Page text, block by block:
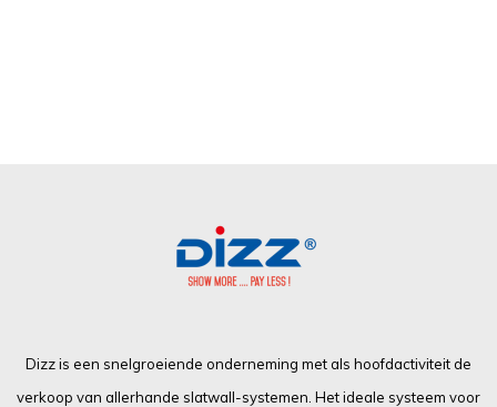
Dizz is een snelgroeiende onderneming met als hoofdactiviteit de
verkoop van allerhande slatwall-systemen. Het ideale systeem voor